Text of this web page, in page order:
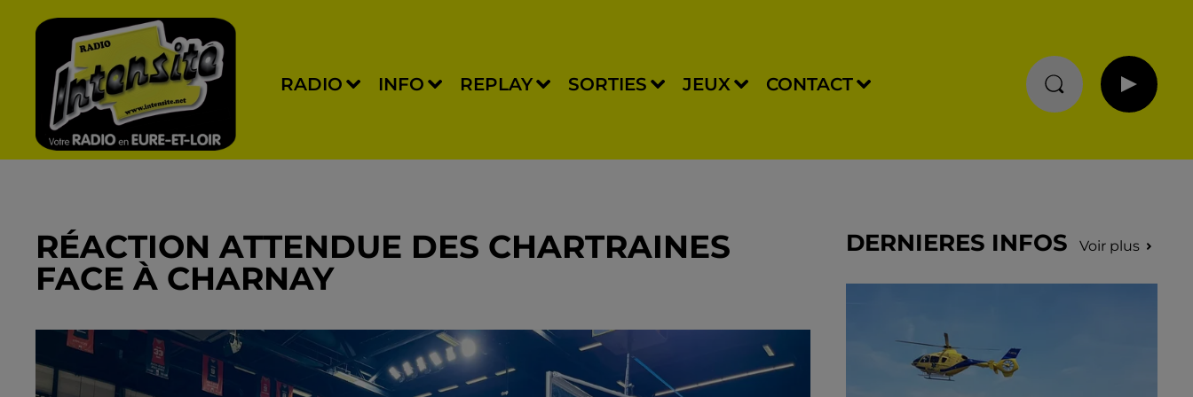
RADIO INFO REPLAY SORTIES JEUX CONTACT
RÉACTION ATTENDUE DES CHARTRAINES
FACE À CHARNAY
DERNIERES INFOS Voir plus